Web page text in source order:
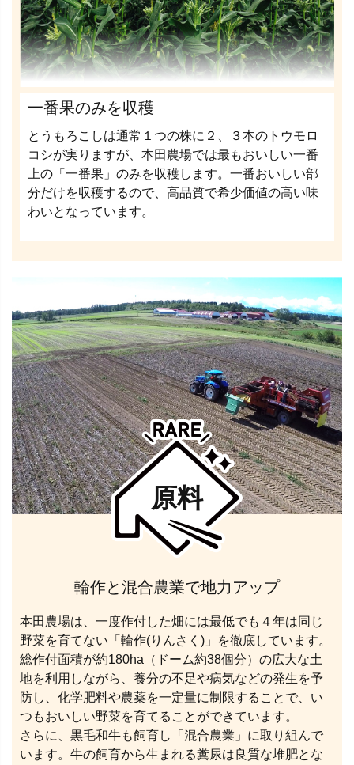
一番果のみを収穫
とうもろこしは通常１つの株に２、３本のトウモロ
コシが実りますが、本田農場では最もおいしい一番
上の「一番果」のみを収穫します。一番おいしい部
分だけを収穫するので、高品質で希少価値の高い味
わいとなっています。
原料
輪作と混合農業で地力アップ
本田農場は、一度作付した畑には最低でも４年は同じ
野菜を育てない「輪作(りんさく)」を徹底しています。
総作付面積が約180ha（ドーム約38個分）の広大な土
地を利用しながら、養分の不足や病気などの発生を予
防し、化学肥料や農薬を一定量に制限することで、い
つもおいしい野菜を育てることができています。
さらに、黒毛和牛も飼育し「混合農業」に取り組んで
います。牛の飼育から生まれる糞尿は良質な堆肥とな